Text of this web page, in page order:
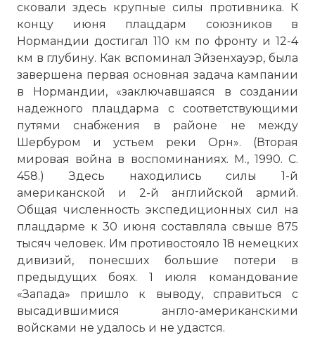
сковали здесь крупные силы противника. К
концу июня плацдарм союзников в
Нормандии достигал 110 км по фронту и 12-4
км в глубину. Как вспоминал Эйзенхауэр, была
завершена первая основная задача кампании
в Нормандии, «заключавшаяся в создании
надежного плацдарма с соответствующими
путями снабжения в районе не между
Шербуром и устьем реки Орн». (Вторая
мировая война в воспоминаниях. М., 1990. С.
458.) Здесь находились силы 1-й
американской и 2-й английской армий.
Общая численность экспедиционных сил на
плацдарме к 30 июня составляла свыше 875
тысяч человек. Им противостояло 18 немецких
дивизий, понесших большие потери в
предыдущих боях. 1 июля командование
«Запада» пришло к выводу, справиться с
высадившимися англо-американскими
войсками не удалось и не удастся.